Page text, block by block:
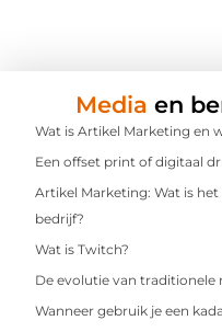
Media en
Wat is Artikel Marketing en
Een offset print of digitaal
Artikel Marketing: Wat is
bedrijf?
Wat is Twitch?
De evolutie van traditionele
Wanneer gebruik je een